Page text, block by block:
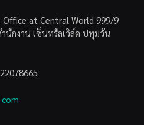
at Central World 999/9
นักงาน เซ็นทรัลเวิล์ด ปทุมวัน